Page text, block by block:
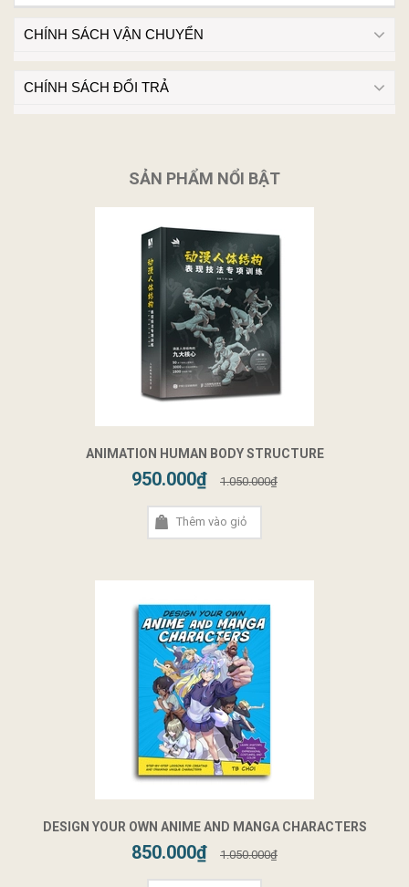
CHÍNH SÁCH VẬN CHUYỂN
CHÍNH SÁCH ĐỔI TRẢ
SẢN PHẨM NỔI BẬT
ANIMATION HUMAN BODY STRUCTURE
950.000₫ 1.050.000₫
Thêm vào giỏ
DESIGN YOUR OWN ANIME AND MANGA CHARACTERS
850.000₫ 1.050.000₫